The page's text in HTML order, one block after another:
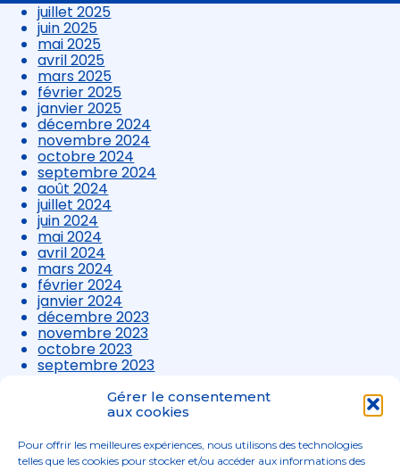
Gérer le consentement
aux cookies
Pour offrir les meilleures expériences, nous utilisons des technologies
telles que les cookies pour stocker et/ou accéder aux informations des
juillet 2025
juin 2025
mai 2025
avril 2025
mars 2025
février 2025
janvier 2025
décembre 2024
novembre 2024
octobre 2024
septembre 2024
août 2024
juillet 2024
juin 2024
mai 2024
avril 2024
mars 2024
février 2024
janvier 2024
décembre 2023
novembre 2023
octobre 2023
septembre 2023
août 2023
juillet 2023
avril 2023
mars 2023